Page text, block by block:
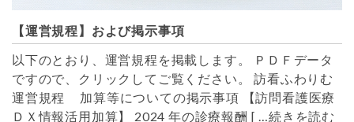
【運営規程】および掲示事項
以下のとおり、運営規程を掲載します。 ＰＤＦデータ
ですので、クリックしてご覧ください。 訪看ふわりむ
運営規程 加算等についての掲示事項 【訪問看護医療
ＤＸ情報活用加算】 2024 年の診療報酬 [ …続きを読む